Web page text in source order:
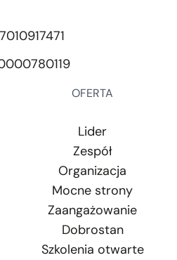
OFERTA
Lider
Zespół
Organizacja
Mocne strony
Zaangażowanie
Dobrostan
Szkolenia otwarte